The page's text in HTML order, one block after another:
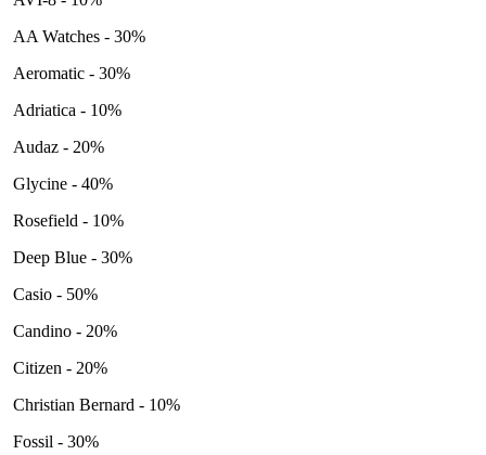
AA Watches - 30%
Aeromatic - 30%
Adriatica - 10%
Audaz - 20%
Glycine - 40%
Rosefield - 10%
Deep Blue - 30%
Casio - 50%
Candino - 20%
Citizen - 20%
Christian Bernard - 10%
Fossil - 30%